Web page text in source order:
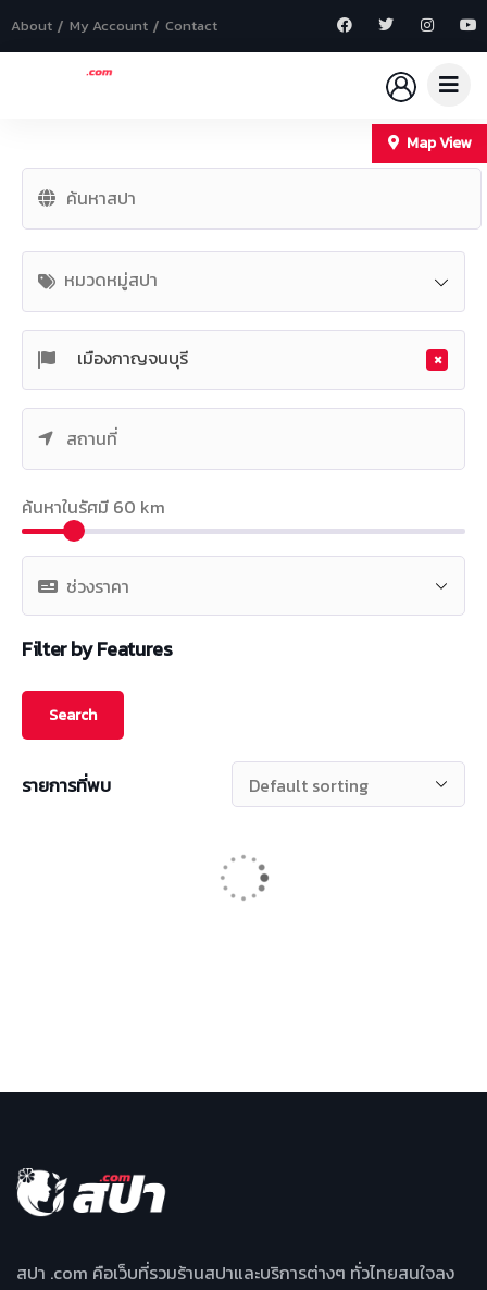
About My Account Contact
Map View
หมวดหมู่สปา
×
เมืองกาญจนบุรี
ค้นหาในรัศมี 60 km
Filter by Features
รายการที่พบ
−
สปา .com คือเว็บที่รวมร้านสปาและบริการต่างๆ ทั่วไทยสนใจลง